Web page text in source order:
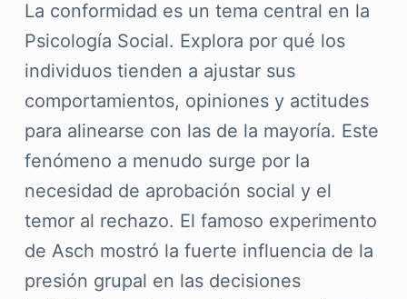
La conformidad es un tema central en la
Psicología Social. Explora por qué los
individuos tienden a ajustar sus
comportamientos, opiniones y actitudes
para alinearse con las de la mayoría. Este
fenómeno a menudo surge por la
necesidad de aprobación social y el
temor al rechazo. El famoso experimento
de Asch mostró la fuerte influencia de la
presión grupal en las decisiones